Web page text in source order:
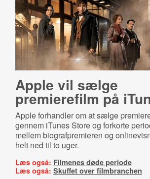
Apple vil sælge
premierefilm på
Apple forhandler om at sælge
gennem iTunes Store og forkorte
mellem biografpremieren og
helt ned til to uger.
Læs også: Filmenes døde periode
Læs også: Skuffet over filmbranchen